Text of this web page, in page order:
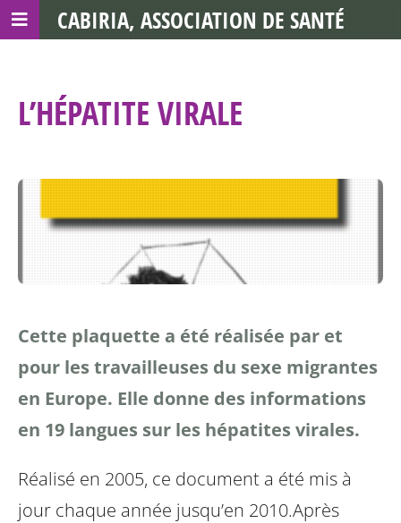
L’HÉPATITE VIRALE
Cette plaquette a été réalisée par et
pour les travailleuses du sexe migrantes
en Europe. Elle donne des informations
en 19 langues sur les hépatites virales.
Réalisé en 2005, ce document a été mis à
jour chaque année jusqu’en 2010.Après
CABIRIA, ASSOCIATION DE SANTÉ